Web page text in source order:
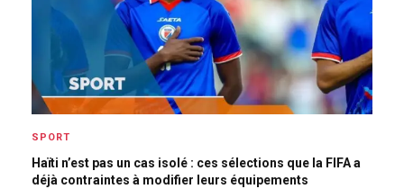
SPORT
Haïti n’est pas un cas isolé : ces sélections que la FIFA a
déjà contraintes à modifier leurs équipements